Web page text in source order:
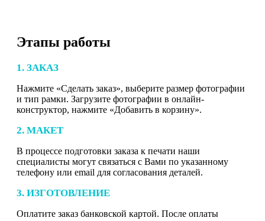
Этапы работы
1. ЗАКАЗ
Нажмите «Сделать заказ», выберите размер фотографии
и тип рамки. Загрузите фотографии в онлайн-
конструктор, нажмите «Добавить в корзину».
2. МАКЕТ
В процессе подготовки заказа к печати наши
специалисты могут связаться с Вами по указанному
телефону или email для согласования деталей.
3. ИЗГОТОВЛЕНИЕ
Оплатите заказ банковской картой. После оплаты